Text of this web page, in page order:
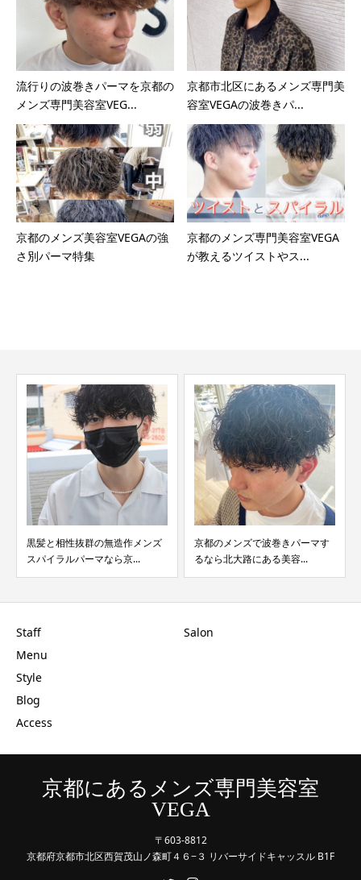
流行りの波巻きパーマを京都の
メンズ専門美容室VEG...
京都市北区にあるメンズ専門美
容室VEGAの波巻きパ...
京都のメンズ美容室VEGAの強
さ別パーマ特集
京都のメンズ専門美容室VEGA
が教えるツイストやス...
黒髪と相性抜群の無造作メンズ
スパイラルパーマなら京...
京都のメンズで波巻きパーマす
るなら北大路にある美容...
Staff
Menu
Style
Blog
Access
Salon
京都にあるメンズ専門美容室
VEGA
〒603-8812
京都府京都市北区西賀茂山ノ森町４６−３ リバーサイドキャッスル B1F